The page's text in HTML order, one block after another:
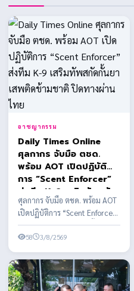
อาชญากรรม
Daily Times Online
ศุลกากร จับมือ ตชด.
พร้อม AOT เปิดปฏิบัติ
การ “Scent Enforcer”
ส่งทีม K-9 เสริมทัพสกัด
กั้นยาเสพติดข้ามชาติ ปิด
ทางผ่านไทย
ศุลกากร จับมือ ตชด. พร้อม AOT
เปิดปฏิบัติการ “Scent Enforcer”
ส่งทีม K-9 เสริมทัพสกัดกั้นยาเสพ
ติดข้า...
58 3/8/2569